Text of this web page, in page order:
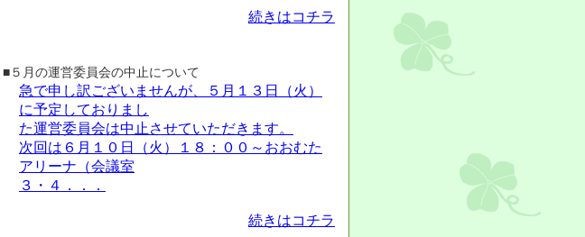
続きはコチラ
■５月の運営委員会の中止について
急で申し訳ございませんが、５月１３日（火）
に予定しておりまし
た運営委員会は中止させていただきます。
次回は６月１０日（火）１８：００～おおむた
アリーナ（会議室
３・４．．．
続きはコチラ